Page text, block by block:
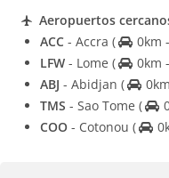
Aeropuertos
ACC - Accra (
0km
LFW - Lome (
0km
ABJ - Abidjan (
TMS - Sao Tome (
COO - Cotonou (